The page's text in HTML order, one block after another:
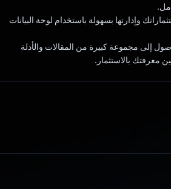
وإدارتها بسهولة باستخدام لوحة البيانات
إلى مجموعة كبيرة من المقالات والأدلة
معرفتك بالاستثمار.